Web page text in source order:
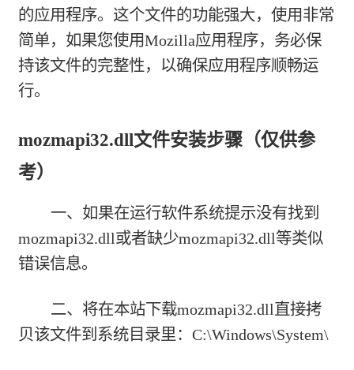
的应用程序。这个文件的功能强大，使用非常
简单，如果您使用Mozilla应用程序，务必保
持该文件的完整性，以确保应用程序顺畅运
行。
mozmapi32.dll文件安装步骤（仅供参
考）
一、如果在运行软件系统提示没有找到
mozmapi32.dll或者缺少mozmapi32.dll等类似
错误信息。
二、将在本站下载mozmapi32.dll直接拷
贝该文件到系统目录里：C:\Windows\System\